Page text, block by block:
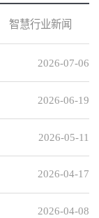
智慧行业新闻
2026-07-06
2026-06-19
2026-05-11
2026-04-17
2026-04-08